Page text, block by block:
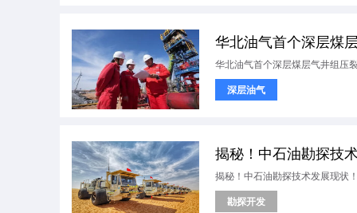
华北油气首个深层煤
华北油气首个深层煤层气井组压
深层油气
揭秘！中石油勘探技
揭秘！中石油勘探技术发展现状
勘探开发